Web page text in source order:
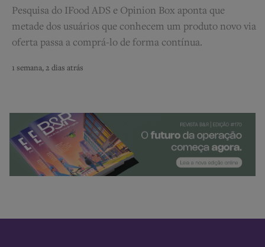
Pesquisa do IFood ADS e Opinion Box aponta que
metade dos usuários que conhecem um produto novo via
oferta passa a comprá-lo de forma contínua.
1 semana, 2 dias atrás